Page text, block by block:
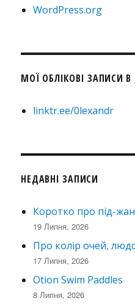
WordPress.org
МОЇ ОБЛІКОВІ ЗАПИСИ
linktr.ee/0lexandr
НЕДАВНІ ЗАПИСИ
Коротко про під-
19 Липня, 2026
Про колір очей,
17 Липня, 2026
Otion Swim Paddles
8 Липня, 2026